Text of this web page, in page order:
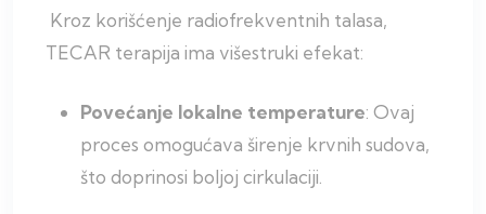
Kroz korišćenje radiofrekventnih talasa,
TECAR terapija ima višestruki efekat:
Povećanje lokalne temperature: Ovaj
proces omogućava širenje krvnih sudova,
što doprinosi boljoj cirkulaciji.